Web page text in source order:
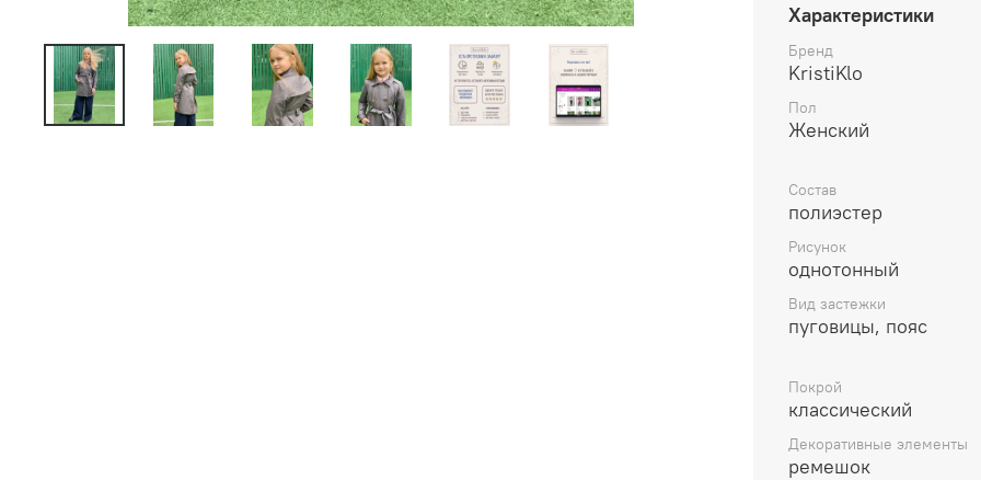
весной. Наш тренчкот
напылением, что
разбавлена яркими
обработана
построена таким
поясе шлевки, в
ходить удобно. Плащ
тренчкот от бренда
Удобное пальто не
Характеристики
Бренд
KristiKlo
Пол
Женский
Состав
полиэстер
Рисунок
однотонный
Вид застежки
пуговицы, пояс
Покрой
классический
Декоративные элементы
ремешок